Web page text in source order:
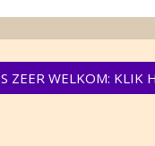
ZEER WELKOM: KLIK